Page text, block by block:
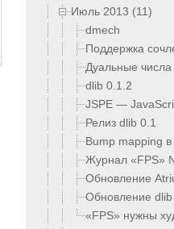
Июль 2013 (11)
dmech
Поддержка
Дуальные числа
dlib 0.1.2
JSPE —
Релиз dlib 0.1
Bump mapping
Журнал «FPS»
Обновление
Обновление
«FPS» нужны